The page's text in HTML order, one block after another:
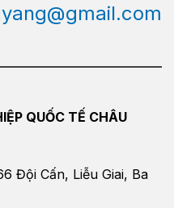
QUỐC TẾ CHÂU
Đội Cấn, Liễu Giai, Ba